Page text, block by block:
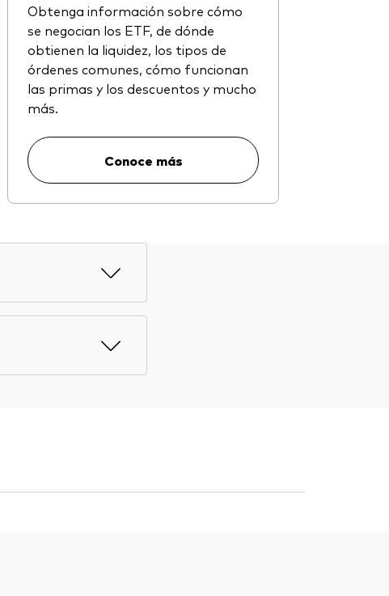
Obtenga información sobre cómo
se negocian los ETF, de dónde
obtienen la liquidez, los tipos de
órdenes comunes, cómo funcionan
las primas y los descuentos y mucho
más.
Conoce más